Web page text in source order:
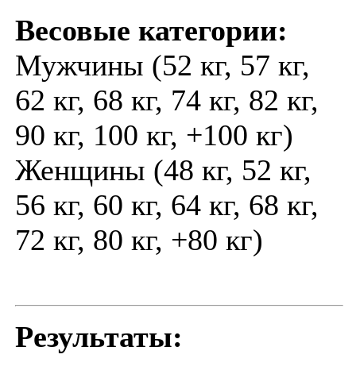
Весовые категории:
Мужчины (52 кг, 57 кг,
62 кг, 68 кг, 74 кг, 82 кг,
90 кг, 100 кг, +100 кг)
Женщины (48 кг, 52 кг,
56 кг, 60 кг, 64 кг, 68 кг,
72 кг, 80 кг, +80 кг)
Результаты: